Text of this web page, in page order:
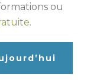
ou
.